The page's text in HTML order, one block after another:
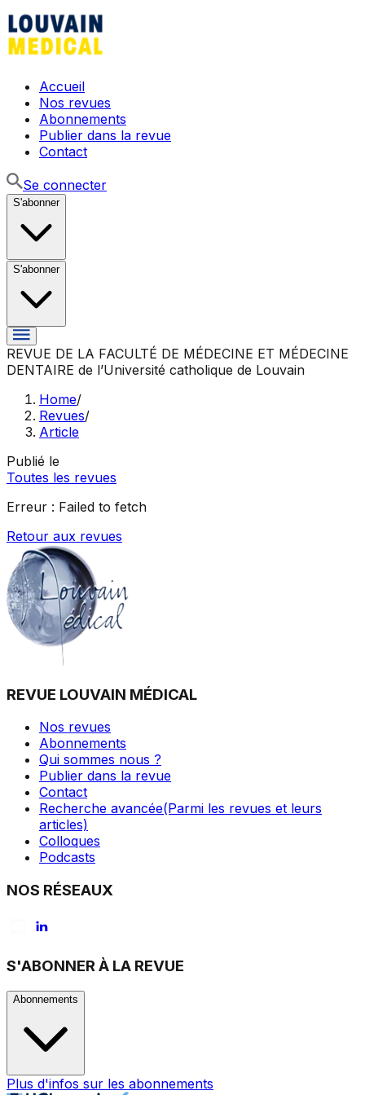
Accueil
Nos revues
Abonnements
Publier dans la revue
Contact
Se connecter
S'abonner
S'abonner
REVUE DE LA FACULTÉ DE MÉDECINE ET MÉDECINE
DENTAIRE de l’Université catholique de Louvain
Home/
Revues/
Article
Publié le
Toutes les revues
Erreur : Failed to fetch
Retour aux revues
REVUE LOUVAIN MÉDICAL
Nos revues
Abonnements
Qui sommes nous ?
Publier dans la revue
Contact
Recherche avancée(Parmi les revues et leurs
articles)
Colloques
Podcasts
NOS RÉSEAUX
S'ABONNER À LA REVUE
Abonnements
Plus d'infos sur les abonnements